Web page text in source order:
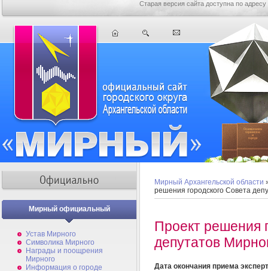
Старая версия сайта доступна по адресу
Мирный официальный
Устав Мирного
Символика Мирного
Награды и поощрения
Мирного
Информация о городе
Мирный Архангельской области
решения городского Совета
Проект решения
депутатов
Дата окончания приема